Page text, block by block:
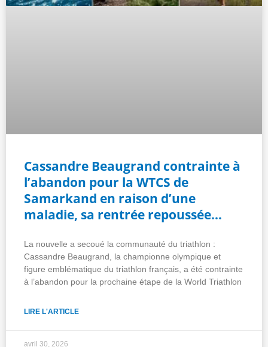
Cassandre Beaugrand contrainte à
l’abandon pour la WTCS de
Samarkand en raison d’une
maladie, sa rentrée repoussée…
La nouvelle a secoué la communauté du triathlon :
Cassandre Beaugrand, la championne olympique et
figure emblématique du triathlon français, a été contrainte
à l’abandon pour la prochaine étape de la World Triathlon
LIRE L'ARTICLE
avril 30, 2026